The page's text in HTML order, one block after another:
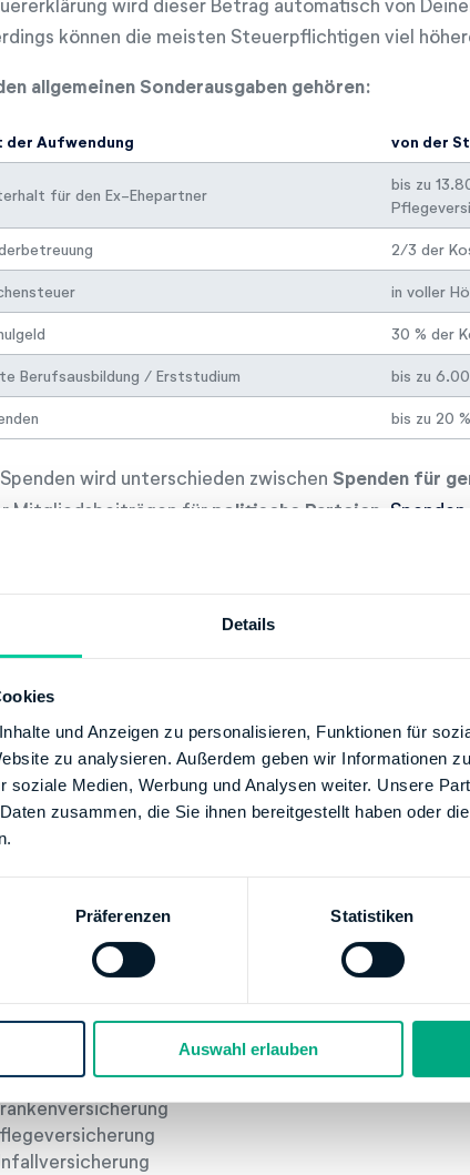
Details
und Anzeigen zu personalisieren, Funktionen für
zu analysieren. Außerdem geben wir Informationen
soziale Medien, Werbung und Analysen weiter. Unsere
zusammen, die Sie ihnen bereitgestellt haben oder
Präferenzen Statistiken
Auswahl erlauben
wird dieser Betrag automatisch von
können die meisten Steuerpflichtigen viel
allgemeinen Sonderausgaben gehören:
der Aufwendung von der
für den Ex-Ehepartner
bis zu
2/3 der
in voller
30 % der
Berufsausbildung / Erststudium bis zu
bis zu 20
wird unterschieden zwischen Spenden für
Mitgliedsbeiträgen für politische Parteien
von bis zu 20 Prozent Deines Jahreseinkommens
Spenden oder Mitgliedsbeiträgen für politische Parteien
zu 50 Prozent direkt von Deiner Steuerschuld
1.650 Euro als Sonderausgaben von Deinen
Sichere Dir jetzt im Schnitt
Kostenlos
Vorsorgeaufwendungen
sich absichert, zum Beispiel gegen Krankheit,
als sonstige